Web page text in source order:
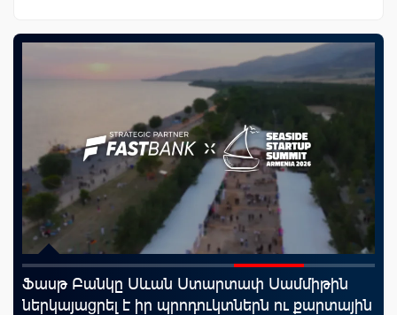
Ֆասթ Բանկը Սևան Ստարտափ Սամմիթին
ներկայացրել է իր պրոդուկտներն ու քարտային